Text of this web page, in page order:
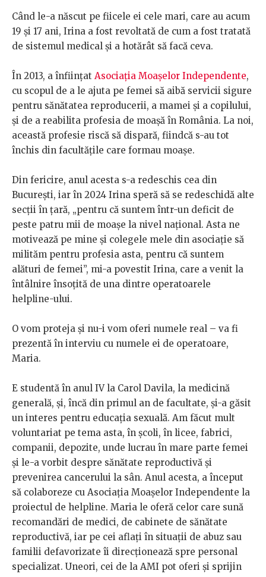
Când le-a născut pe fiicele ei cele mari, care au acum
19 și 17 ani, Irina a fost revoltată de cum a fost tratată
de sistemul medical și a hotărât să facă ceva.
În 2013, a înființat Asociația Moașelor Independente,
cu scopul de a le ajuta pe femei să aibă servicii sigure
pentru sănătatea reproducerii, a mamei și a copilului,
și de a reabilita profesia de moașă în România. La noi,
această profesie riscă să dispară, fiindcă s-au tot
închis din facultățile care formau moașe.
Din fericire, anul acesta s-a redeschis cea din
București, iar în 2024 Irina speră să se redeschidă alte
secții în țară, „pentru că suntem într-un deficit de
peste patru mii de moașe la nivel național. Asta ne
motivează pe mine și colegele mele din asociație să
milităm pentru profesia asta, pentru că suntem
alături de femei”, mi-a povestit Irina, care a venit la
întâlnire însoțită de una dintre operatoarele
helpline-ului.
O vom proteja și nu-i vom oferi numele real – va fi
prezentă în interviu cu numele ei de operatoare,
Maria.
E studentă în anul IV la Carol Davila, la medicină
generală, și, încă din primul an de facultate, și-a găsit
un interes pentru educația sexuală. Am făcut mult
voluntariat pe tema asta, în școli, în licee, fabrici,
companii, depozite, unde lucrau în mare parte femei
și le-a vorbit despre sănătate reproductivă și
prevenirea cancerului la sân. Anul acesta, a început
să colaboreze cu Asociația Moașelor Independente la
proiectul de helpline. Maria le oferă celor care sună
recomandări de medici, de cabinete de sănătate
reproductivă, iar pe cei aflați în situații de abuz sau
familii defavorizate îi direcționează spre personal
specializat. Uneori, cei de la AMI pot oferi și sprijin